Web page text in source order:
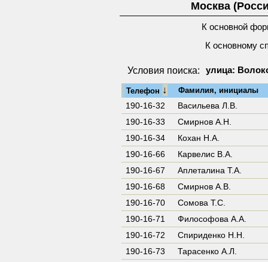
Москва
К основной
К основному
Условия поиска: улица:
Телефон ↓ Фамилия, инициалы
190-16-32
Васильева Л.В.
190-16-33
Смирнов А.Н.
190-16-34
Кохан Н.А.
190-16-66
Карвелис В.А.
190-16-67
Аплеталина Т.А.
190-16-68
Смирнов А.В.
190-16-70
Сомова Т.С.
190-16-71
Философова А.А.
190-16-72
Спириденко Н.Н.
190-16-73
Тарасенко А.Л.